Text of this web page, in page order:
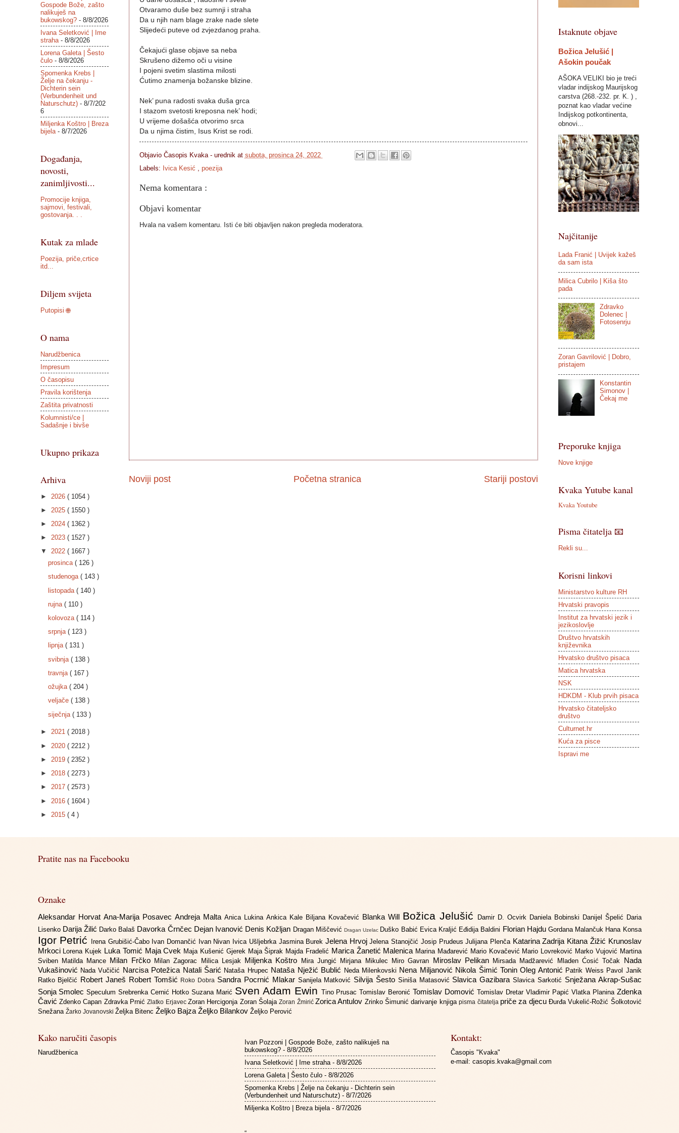
Otvaramo duše bez sumnji i straha
Da u njih nam blage zrake nade slete
Slijedeći puteve od zvjezdanog praha.
Čekajući glase objave sa neba
Skrušeno dižemo oči u visine
I pojeni svetim slastima milosti
Ćutimo znamenja božanske blizine.
Nek’ puna radosti svaka duša grca
I stazom svetosti kreposna nek’ hodi;
U vrijeme došašća otvorimo srca
Da u njima čistim, Isus Krist se rodi.
Objavio Časopis Kvaka - urednik at subota, prosinca 24, 2022
Labels: Ivica Kesić , poezija
Nema komentara :
Objavi komentar
Hvala na vašem komentaru. Isti će biti objavljen nakon pregleda moderatora.
Noviji post Stariji postovi
Početna stranica
Gospode Bože, zašto
nalikuješ na
bukowskog?- 8/8/2026
Ivana Seletković | Ime
straha- 8/8/2026
Lorena Galeta | Šesto
čulo- 8/8/2026
Spomenka Krebs |
Želje na čekanju -
Dichterin sein
(Verbundenheit und
Naturschutz)- 8/7/202
6
Miljenka Koštro | Breza
bijela- 8/7/2026
Događanja,
novosti,
zanimljivosti...
Promocije knjiga,
sajmovi, festivali,
gostovanja. . .
Kutak za mlade
Poezija, priče,crtice
itd...
Diljem svijeta
Putopisi 🌐
O nama
Narudžbenica
Impresum
O časopisu
Pravila korištenja
Zaštita privatnosti
Kolumnisti/ce |
Sadašnje i bivše
Ukupno prikaza
Arhiva
► 2026 ( 1054 )
► 2025 ( 1550 )
► 2024 ( 1362 )
► 2023 ( 1527 )
▼ 2022 ( 1667 )
prosinca ( 126 )
studenoga ( 143 )
listopada ( 140 )
rujna ( 110 )
kolovoza ( 114 )
srpnja ( 123 )
lipnja ( 131 )
svibnja ( 138 )
travnja ( 167 )
ožujka ( 204 )
veljače ( 138 )
siječnja ( 133 )
► 2021 ( 2018 )
► 2020 ( 2212 )
► 2019 ( 2352 )
► 2018 ( 2273 )
► 2017 ( 2573 )
► 2016 ( 1604 )
► 2015 ( 4 )
Istaknute objave
Božica Jelušić |
Ašokin poučak
AŠOKA VELIKI bio je treći
vladar indijskog Maurijskog
carstva (268.-232. pr. K. ) ,
poznat kao vladar većine
Indijskog potkontinenta,
obnovi...
Najčitanije
Lada Franić | Uvijek kažeš
da sam ista
Milica Cubrilo | Kiša što
pada
Zdravko
Dolenec |
Fotosenrju
Zoran Gavrilović | Dobro,
pristajem
Konstantin
Simonov |
Čekaj me
Preporuke knjiga
Nove knjige
Kvaka Yutube kanal
Kvaka Youtube
Pisma čitatelja 📧
Rekli su...
Korisni linkovi
Ministarstvo kulture RH
Hrvatski pravopis
Institut za hrvatski jezik i
jezikoslovlje
Društvo hrvatskih
književnika
Hrvatsko društvo pisaca
Matica hrvatska
NSK
HDKDM - Klub prvih pisaca
Hrvatsko čitateljsko
društvo
Culturnet.hr
Kuća za pisce
Ispravi me
Pratite nas na Facebooku
Oznake
Aleksandar Horvat Ana-Marija Posavec Andreja Malta Anica Lukina Ankica Kale Biljana Kovačević Blanka Will Božica Jelušić Damir D. Ocvirk Daniela Bobinski Danijel Špelić Daria
Lisenko Darija Žilić Darko Balaš Davorka Črnčec Dejan Ivanović Denis Kožljan Dragan MiščevićDragan Uzelac Duško Babić Evica Kraljić Eđidija Baldini Florian Hajdu Gordana Malančuk Hana Konsa
Igor Petrić Irena Grubišić-Čabo Ivan Domančić Ivan Nivan Ivica Ušljebrka Jasmina BurekJelena HrvojJelena Stanojčić Josip PrudeusJulijana Plenča Katarina Zadrija Kitana Žižić Krunoslav
Mrkoci Lorena Kujek Luka Tomić Maja Cvek Maja Kušenić Gjerek Maja Šiprak Majda Fradelić Marica Žanetić Malenica Marina Mađarević Mario Kovačević Mario Lovreković Marko Vujović Martina
Sviben Matilda Mance Milan Frčko Milan Zagorac Milica Lesjak Miljenka Koštro Mira Jungić Mirjana Mikulec Miro Gavran Miroslav Pelikan Mirsada Madžarević Mladen Ćosić Točak
Nada
Vukašinović Nada Vučičić Narcisa Potežica Natali Šarić Nataša Hrupec Nataša Nježić Bublić Neda Milenkovski Nena Miljanović Nikola Šimić ToninOleg Antonić Patrik Weiss Pavol Janik
Ratko Bjelčić Robert Janeš Robert Tomšić Roko Dobra Sandra Pocrnić Mlakar Sanijela Matković Silvija Šesto Siniša Matasović Slavica GazibaraSlavica Sarkotić Snježana Akrap-Sušac
Sonja SmolecSpeculumSrebrenka Cernić Hotko Suzana Marić Sven Adam Ewin Tino PrusacTomislav Beronić Tomislav DomovićTomislav Dretar Vladimir Papić Vlatka Planina Zdenka
Čavić Zdenko Capan Zdravka PrnićZlatko Erjavec Zoran Hercigonja Zoran ŠolajaZoran ŽmirićZorica Antulov Zrinko Šimunićdarivanje knjigapisma čitatelja priče za djecu Đurđa Vukelić-Rožić Šolkotović
Snežana Žarko Jovanovski Željka Bitenc Željko BajzaŽeljko Bilankov Željko Perović
Kako naručiti časopis
Narudžbenica
Ivan Pozzoni | Gospode Bože, zašto nalikuješ na
bukowskog?- 8/8/2026
Ivana Seletković | Ime straha- 8/8/2026
Lorena Galeta | Šesto čulo- 8/8/2026
Spomenka Krebs | Želje na čekanju - Dichterin sein
(Verbundenheit und Naturschutz)- 8/7/2026
Miljenka Koštro | Breza bijela- 8/7/2026
Kontakt:
Časopis "Kvaka"
e-mail: casopis.kvaka@gmail.com